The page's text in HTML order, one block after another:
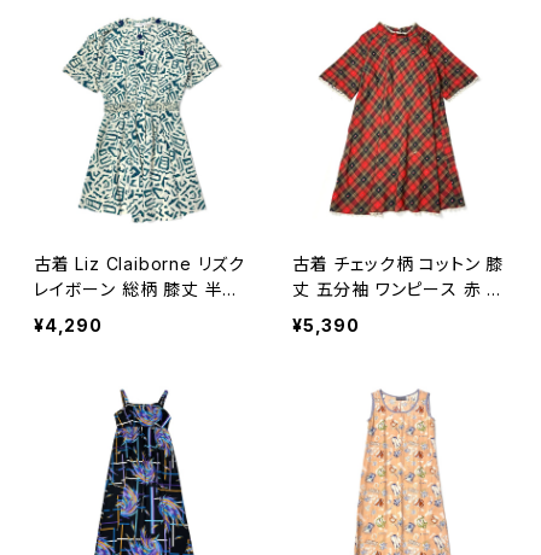
古着 Liz Claiborne リズク
レイボーン 総柄 膝丈 半袖
ワンピース 緑 (oa260703
¥4,290
古着 チェック柄 コットン 膝
丈 五分袖 ワンピース 赤 (o
a2607039)
¥5,390